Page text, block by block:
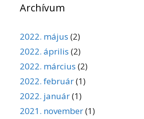
Archívum
2022. május (2)
2022. április (2)
2022. március (2)
2022. február(1)
2022. január(1)
2021. november(1)